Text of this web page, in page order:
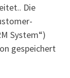
Die
System“)
gespeichert